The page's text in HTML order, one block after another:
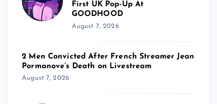
First UK Pop-Up At
GOODHOOD
August 7, 2026
2 Men Convicted After French Streamer Jean
Pormanove’s Death on Livestream
August 7, 2026